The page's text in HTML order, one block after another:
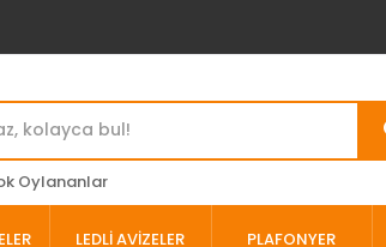
Oylananlar
LEDLİ AVİZELER PLAFONYER